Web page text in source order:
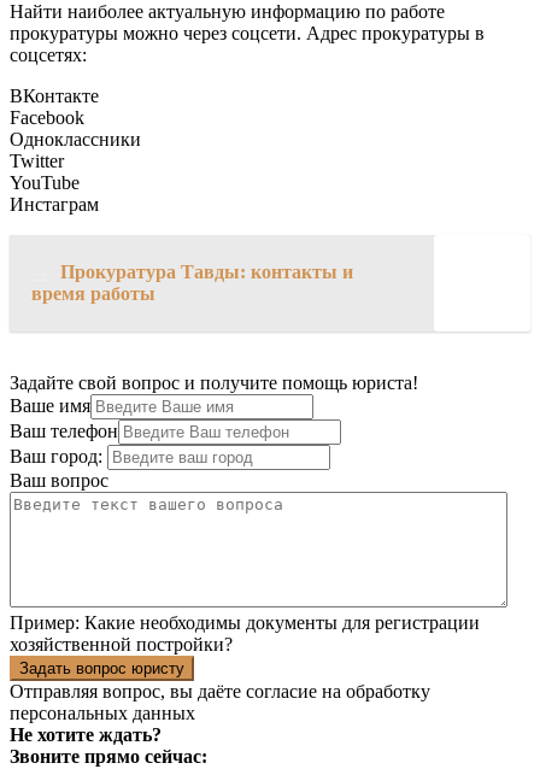
Найти наиболее актуальную информацию по работе
прокуратуры можно через соцсети. Адрес прокуратуры в
соцсетях:
ВКонтакте
Facebook
Одноклассники
Twitter
YouTube
Инстаграм
Прокуратура Тавды: контакты и
время работы
Задайте свой вопрос и получите помощь юриста!
Ваше имя
Ваш телефон
Ваш город:
Ваш вопрос
Пример: Какие необходимы документы для регистрации
хозяйственной постройки?
Задать вопрос юристу
Отправляя вопрос, вы даёте согласие на обработку
персональных данных
Не хотите ждать?
Звоните прямо сейчас: